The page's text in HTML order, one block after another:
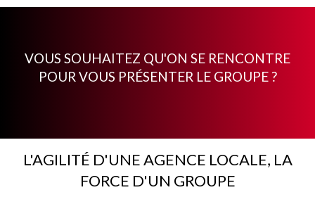
VOUS SOUHAITEZ QU'ON SE RENCONTRE
POUR VOUS PRÉSENTER LE GROUPE ?
L'AGILITÉ D'UNE AGENCE LOCALE, LA
FORCE D'UN GROUPE